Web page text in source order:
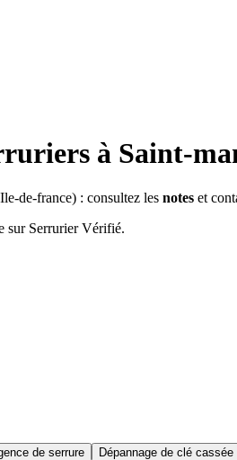
à Saint-
Ile-de-france) : consultez les notes et
sur Serrurier Vérifié.
de serrure
Dépannage de clé cassée